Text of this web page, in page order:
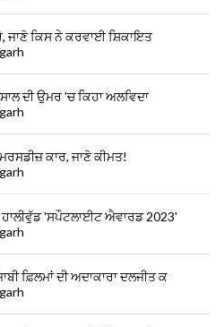
ਜਾਣੋ ਕਿਸ ਨੇ ਕਰਵਾਈ ਸ਼ਿਕਾਇਤ
ਦੀ ਉਮਰ 'ਚ ਕਿਹਾ ਅਲਵਿਦਾ
ਕਾਰ, ਜਾਣੋ ਕੀਮਤ!
'ਸਪੌਟਲਾਈਟ ਐਵਾਰਡ 2023'
ਫ਼ਿਲਮਾਂ ਦੀ ਅਦਾਕਾਰਾ ਦਲਜੀਤ ਕ